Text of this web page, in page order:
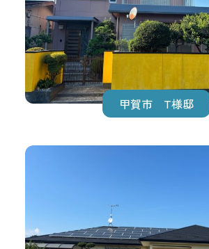
甲賀市 T様邸